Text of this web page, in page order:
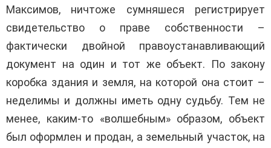
Максимов, ничтоже сумняшеся регистрирует
свидетельство о праве собственности –
фактически двойной правоустанавливающий
документ на один и тот же объект. По закону
коробка здания и земля, на которой она стоит –
неделимы и должны иметь одну судьбу. Тем не
менее, каким-то «волшебным» образом, объект
был оформлен и продан, а земельный участок, на